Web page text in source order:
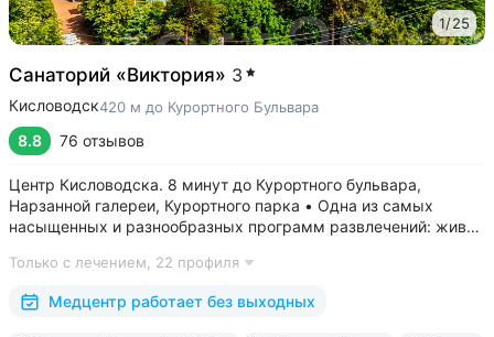
1/25
Санаторий «Виктория» 3
Кисловодск420 м до Курортного Бульвара
8.8 76 отзывов
Центр Кисловодска. 8 минут до Курортного бульвара,
Нарзанной галереи, Курортного парка • Одна из самых
насыщенных и разнообразных программ развлечений: живая
стендап, мастер-классы по рисованию «эбру» и танцам
(бачата, восточные танцы)....
Только с лечением, 22 профиля
Медцентр работает без выходных